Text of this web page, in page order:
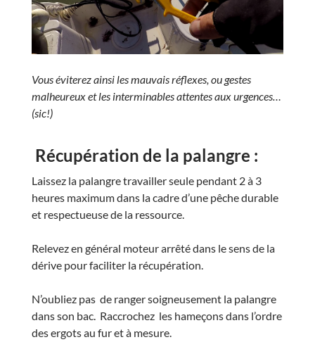
Vous éviterez ainsi les mauvais réflexes, ou gestes
malheureux et les interminables attentes aux urgences…
(sic!)
Récupération de la palangre :
Laissez la palangre travailler seule pendant 2 à 3
heures maximum dans la cadre d’une pêche durable
et respectueuse de la ressource.
Relevez en général moteur arrêté dans le sens de la
dérive pour faciliter la récupération.
N’oubliez pas de ranger soigneusement la palangre
dans son bac. Raccrochez les hameçons dans l’ordre
des ergots au fur et à mesure.